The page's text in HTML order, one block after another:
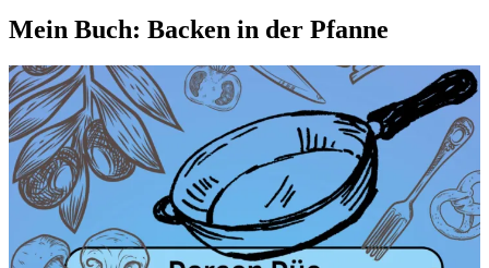
Mein Buch: Backen in der Pfanne